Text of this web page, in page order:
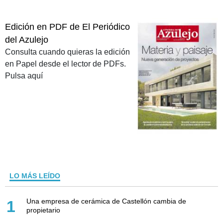
Edición en PDF de El Periódico
del Azulejo
Consulta cuando quieras la edición
en Papel desde el lector de PDFs.
Pulsa aquí
LO MÁS LEÍDO
1
Una empresa de cerámica de Castellón cambia de
propietario